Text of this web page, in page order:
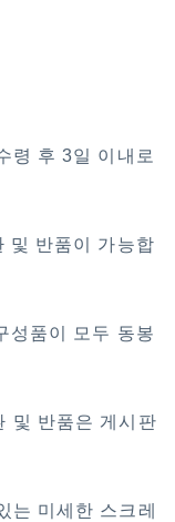
령 후 3일 이내로
및 반품이 가능합
성품이 모두 동봉
및 반품은 게시판
는 미세한 스크레